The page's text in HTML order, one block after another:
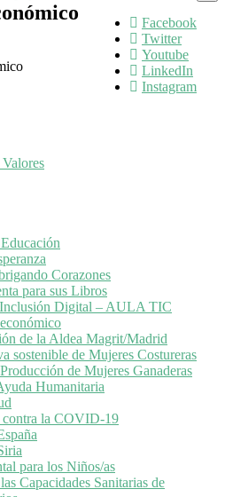
Facebook
Twitter
Youtube
LinkedIn
Instagram
Corazones
para sus Libros
Digital – AULA TIC
de la Aldea Magrit/Madrid
sostenible de Mujeres Costureras
de Mujeres Ganaderas
Humanitaria
contra la COVID-19
para los Niños/as
Capacidades Sanitarias de